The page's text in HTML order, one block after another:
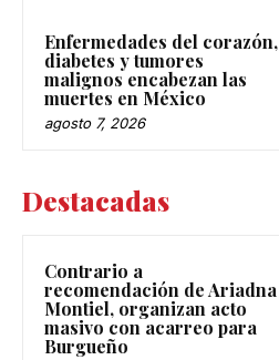
Enfermedades del corazón,
diabetes y tumores
malignos encabezan las
muertes en México
agosto 7, 2026
Destacadas
Contrario a
recomendación de Ariadna
Montiel, organizan acto
masivo con acarreo para
Burgueño